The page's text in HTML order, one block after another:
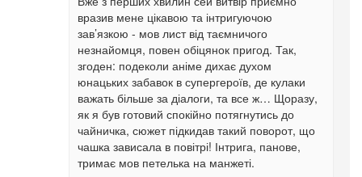
вразив мене цікавою та інтригуючою
зав’язкою - мов лист від таємничого
незнайомця, повен обіцянок пригод. Так,
згоден: подеколи аніме дихає духом
юнацьких забавок в супергероїв, де кулаки
важать більше за діалоги, та все ж… Щоразу,
як я був готовий спокійно потягнутись до
чайничка, сюжет підкидав такий поворот, що
чашка зависала в повітрі! Інтрига, панове,
тримає мов петелька на манжеті.